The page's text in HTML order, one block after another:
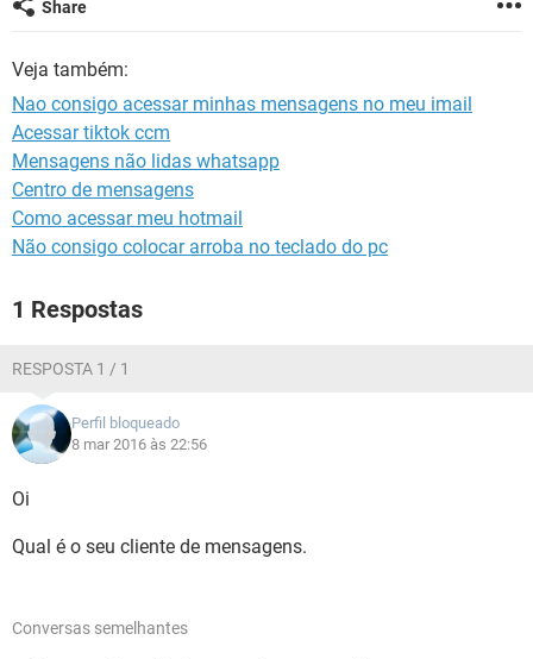
GUIA DE COMPRAS
Share
Veja também:
Nao consigo acessar minhas mensagens no meu imail
Acessar tiktok ccm
Mensagens não lidas whatsapp
Centro de mensagens
Como acessar meu hotmail
Não consigo colocar arroba no teclado do pc
1 Respostas
RESPOSTA 1 / 1
Perfil bloqueado
8 mar 2016 às 22:56
Oi
Qual é o seu cliente de mensagens.
Conversas semelhantes